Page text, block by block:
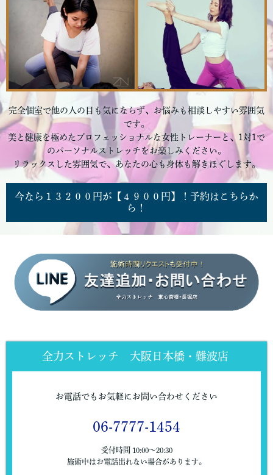
完全個室で他の人の目も気にならず、お悩みも相談しやすい雰囲気
です。
美と健康を極めたプロフェッショナルな女性トレーナーと、1対1で
のパーソナルストレッチをお楽しみください。
リラックスした雰囲気で、あなたの心も身体も解きほぐします。
今なら１３２００円が【４９００円】！予約はこちらか
ら！
全力ストレッチ 大阪日本橋・難波店
お電話でもお気軽にお問い合わせください
06-7777-1454
受付時間 10:00〜20:30
施術中はお電話出れない場合があります。